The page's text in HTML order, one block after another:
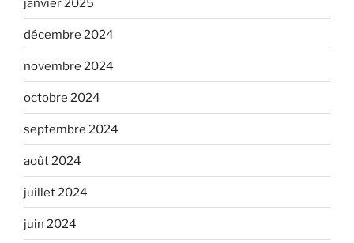
janvier 2025
décembre 2024
novembre 2024
octobre 2024
septembre 2024
août 2024
juillet 2024
juin 2024